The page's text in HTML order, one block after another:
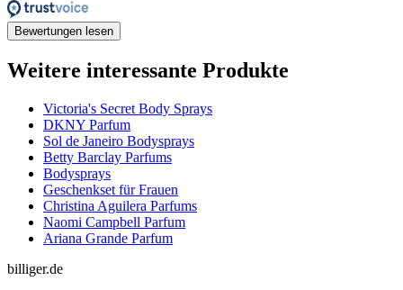
Bewertungen lesen
Weitere interessante Produkte
Victoria's Secret Body Sprays
DKNY Parfum
Sol de Janeiro Bodysprays
Betty Barclay Parfums
Bodysprays
Geschenkset für Frauen
Christina Aguilera Parfums
Naomi Campbell Parfum
Ariana Grande Parfum
billiger.de